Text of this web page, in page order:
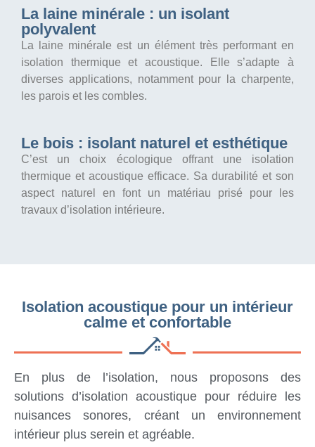
La laine minérale : un isolant
polyvalent
La laine minérale est un élément très performant en
isolation thermique et acoustique. Elle s’adapte à
diverses applications, notamment pour la charpente,
les parois et les combles.
Le bois : isolant naturel et esthétique
C’est un choix écologique offrant une isolation
thermique et acoustique efficace. Sa durabilité et son
aspect naturel en font un matériau prisé pour les
travaux d’isolation intérieure.
Isolation acoustique pour un intérieur
calme et confortable
En plus de l’isolation, nous proposons des
solutions d’isolation acoustique pour réduire les
nuisances sonores, créant un environnement
intérieur plus serein et agréable.